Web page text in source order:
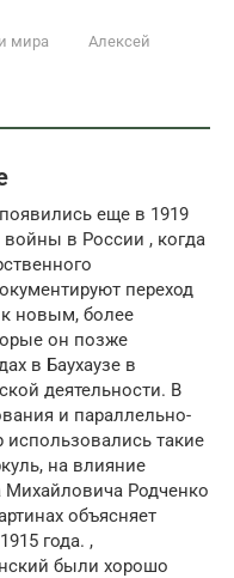
мира
Алексей
еще в 1919
в России , когда
переход
новым, более
он позже
в Баухаузе в
деятельности. В
и параллельно-
использовались такие
на влияние
Михайловича Родченко
объясняет
года. ,
были хорошо